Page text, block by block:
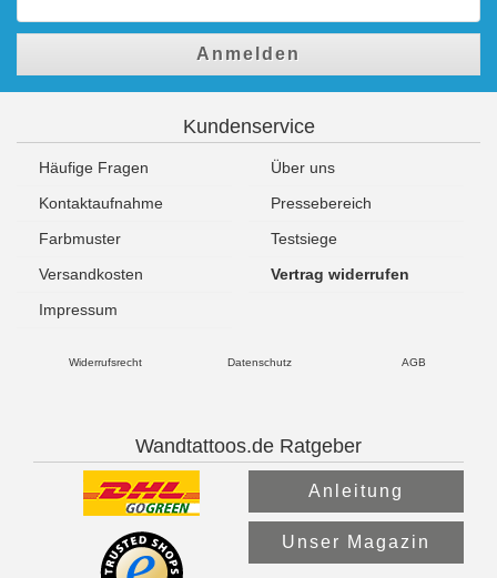
Anmelden
Kundenservice
Häufige Fragen
Über uns
Kontaktaufnahme
Pressebereich
Farbmuster
Testsiege
Versandkosten
Vertrag widerrufen
Impressum
Widerrufsrecht Datenschutz AGB
Wandtattoos.de Ratgeber
Anleitung
Unser Magazin